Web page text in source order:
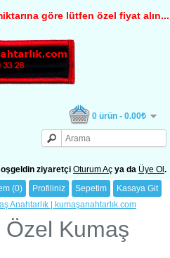
göre lütfen özel fiyat alın...
0 ürün - 0.00₺
ziyaretçi Oturum Aç ya da Üye Ol .
(0) Profiliniz Sepetim
Kasaya Git
Anahtarlık | kumaşanahtarlık.com
Kumaş